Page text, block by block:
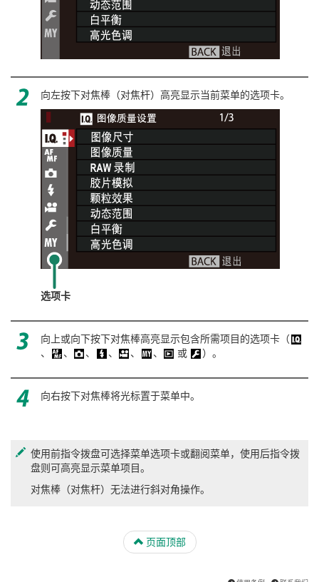
向左按下对焦棒（对焦杆）高亮显示当前菜单的选项卡。
选项卡
向上或向下按下对焦棒高亮显示包含所需项目的选项卡（
、
、 、 、 、 、 或 ）。
向右按下对焦棒将光标置于菜单中。
使用前指令拨盘可选择菜单选项卡或翻阅菜单，使用后指令拨
盘则可高亮显示菜单项目。
对焦棒（对焦杆）无法进行斜对角操作。
页面顶部